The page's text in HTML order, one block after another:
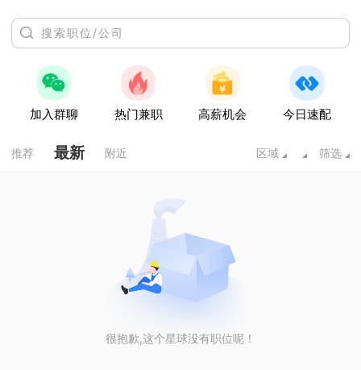
加入群聊 热门兼职 高薪机会 今日速配
推荐 最新 附近 区域 筛选
很抱歉,这个星球没有职位呢！